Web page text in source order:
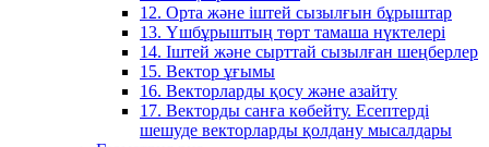
12. Орта және іштей сызылғын бұрыштар
13. Үшбұрыштың төрт тамаша нүктелері
14. Іштей және сырттай сызылған шеңберлер
15. Вектор ұғымы
16. Векторларды қосу және азайту
17. Векторды санға көбейту. Есептерді
шешуде векторларды қолдану мысалдары